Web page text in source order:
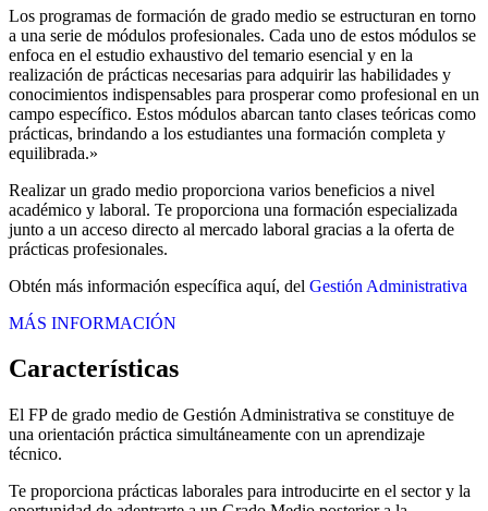
Los programas de formación de grado medio se estructuran en torno
a una serie de módulos profesionales. Cada uno de estos módulos se
enfoca en el estudio exhaustivo del temario esencial y en la
realización de prácticas necesarias para adquirir las habilidades y
conocimientos indispensables para prosperar como profesional en un
campo específico. Estos módulos abarcan tanto clases teóricas como
prácticas, brindando a los estudiantes una formación completa y
equilibrada.»
Realizar un grado medio proporciona varios beneficios a nivel
académico y laboral. Te proporciona una formación especializada
junto a un acceso directo al mercado laboral gracias a la oferta de
prácticas profesionales.
Obtén más información específica aquí, del Gestión Administrativa
MÁS INFORMACIÓN
Características
El FP de grado medio de Gestión Administrativa se constituye de
una orientación práctica simultáneamente con un aprendizaje
técnico.
Te proporciona prácticas laborales para introducirte en el sector y la